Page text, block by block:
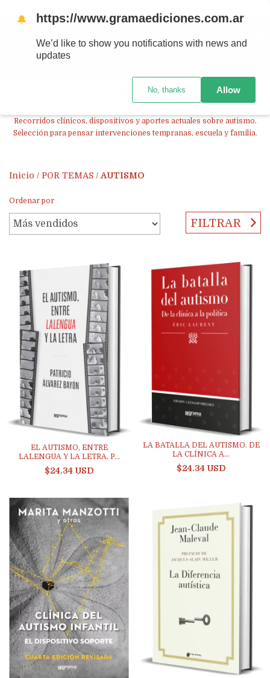
AUTISMO
Recorridos clínicos, dispositivos y aportes actuales sobre autismo.
Selección para pensar intervenciones tempranas, escuela y familia.
Inicio / POR TEMAS / AUTISMO
Ordenar por
FILTRAR
EL AUTISMO, ENTRE
LALENGUA Y LA LETRA, P...
$24.34 USD
LA BATALLA DEL AUTISMO. DE
LA CLÍNICA A...
$24.34 USD
🔔 https://www.gramaediciones.com.ar
We’d like to show you notifications with news and
updates
No, thanks Allow